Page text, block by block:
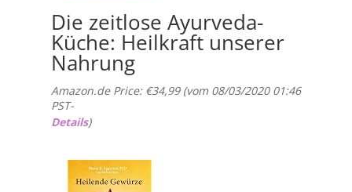
Die zeitlose Ayurveda-
Küche: Heilkraft unserer
Nahrung
Amazon.de Price: €34,99(vom 08/03/2020 01:46
PST-
Details)